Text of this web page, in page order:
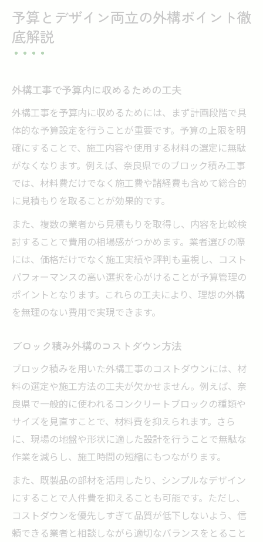
予算とデザイン両立の外構ポイント徹
底解説
外構工事で予算内に収めるための工夫
外構工事を予算内に収めるためには、まず計画段階で具
体的な予算設定を行うことが重要です。予算の上限を明
確にすることで、施工内容や使用する材料の選定に無駄
がなくなります。例えば、奈良県でのブロック積み工事
では、材料費だけでなく施工費や諸経費も含めて総合的
に見積もりを取ることが効果的です。
また、複数の業者から見積もりを取得し、内容を比較検
討することで費用の相場感がつかめます。業者選びの際
には、価格だけでなく施工実績や評判も重視し、コスト
パフォーマンスの高い選択を心がけることが予算管理の
ポイントとなります。これらの工夫により、理想の外構
を無理のない費用で実現できます。
ブロック積み外構のコストダウン方法
ブロック積みを用いた外構工事のコストダウンには、材
料の選定や施工方法の工夫が欠かせません。例えば、奈
良県で一般的に使われるコンクリートブロックの種類や
サイズを見直すことで、材料費を抑えられます。さら
に、現場の地盤や形状に適した設計を行うことで無駄な
作業を減らし、施工時間の短縮にもつながります。
また、既製品の部材を活用したり、シンプルなデザイン
にすることで人件費を抑えることも可能です。ただし、
コストダウンを優先しすぎて品質が低下しないよう、信
頼できる業者と相談しながら適切なバランスをとること